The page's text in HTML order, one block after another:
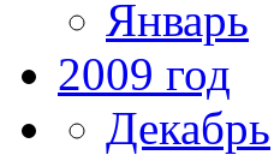
Январь
2009 год
Декабрь